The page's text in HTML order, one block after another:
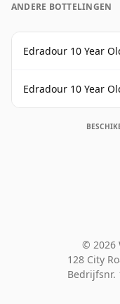
ANDERE BOTTELINGEN
Edradour 10 Year
Edradour 10 Year
© 2026
128 City
Bedrijfsnr.